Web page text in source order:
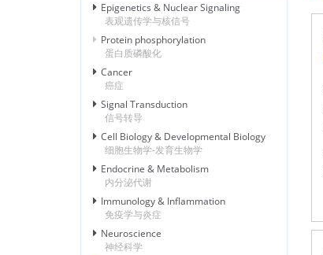
Epigenetics & Nuclear Signaling
表观遗传学与核信号
Protein phosphorylation
蛋白质磷酸化
Cancer
癌症
Signal Transduction
信号转导
Cell Biology & Developmental Biology
细胞生物学-发育生物学
Endocrine & Metabolism
内分泌代谢
Immunology & Inflammation
免疫学与炎症
Neuroscience
神经科学